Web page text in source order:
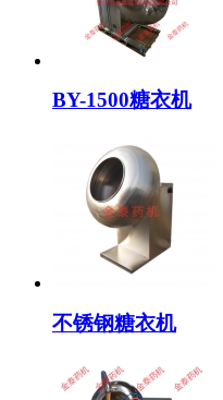
BY-1500糖衣机
不锈钢糖衣机